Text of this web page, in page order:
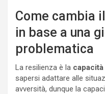
Come cambia
in base a una
problematica
La resilienza è la
sapersi adattare alle
avversità, dunque la